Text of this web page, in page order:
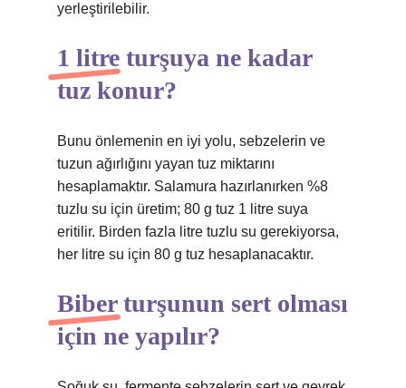
yerleştirilebilir.
1 litre turşuya ne kadar
tuz konur?
Bunu önlemenin en iyi yolu, sebzelerin ve
tuzun ağırlığını yayan tuz miktarını
hesaplamaktır. Salamura hazırlanırken %8
tuzlu su için üretim; 80 g tuz 1 litre suya
eritilir. Birden fazla litre tuzlu su gerekiyorsa,
her litre su için 80 g tuz hesaplanacaktır.
Biber turşunun sert olması
için ne yapılır?